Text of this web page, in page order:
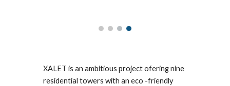
XALET is an ambitious project ofering nine
residential towers with an eco -friendly